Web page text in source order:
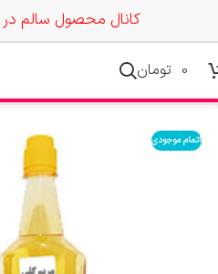
کانال محصول سالم در
0 تومان
اتمام موجودی